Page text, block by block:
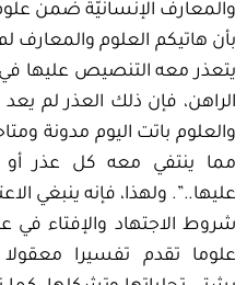
والمعارف الإنسانيَّة ضمن
بأن هاتيكم العلوم
يتعذر معه التنصيص عليها في
الراهن، فإن ذلك العذر لم
والعلوم باتت اليوم مدونة
مما ينتفي معه كل عذر
عليها..”. ولهذا، فإنه ينبغي
شروط الاجتهاد والإفتاء في
علوما تقدم تفسيرا